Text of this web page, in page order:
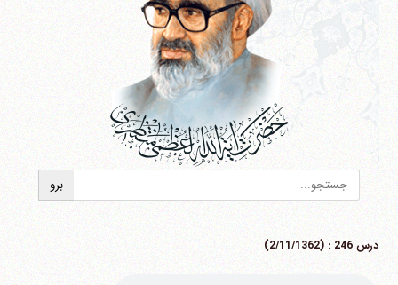
درس 246 : (2/11/1362)
آیت‌الله منتظری
وب سایت رسمی آیت‌الله منتظری
قم،میدان مصلّی، بلوار شهید محمّد منتظری، كوچه
شماره ٨ کد پستی: 3713744381
فکس37740015-25-98+